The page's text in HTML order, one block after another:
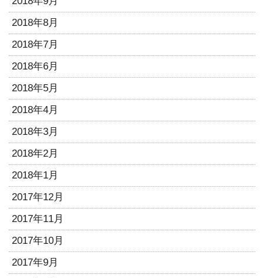
2018年8月
2018年7月
2018年6月
2018年5月
2018年4月
2018年3月
2018年2月
2018年1月
2017年12月
2017年11月
2017年10月
2017年9月